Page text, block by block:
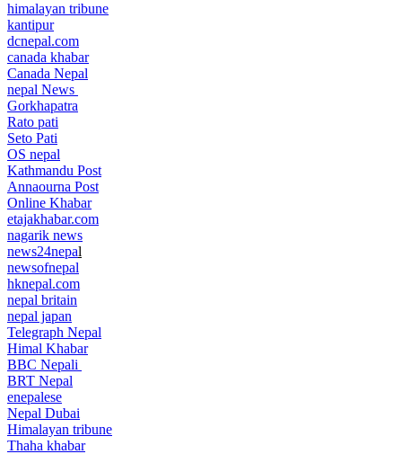
himalayan tribune
kantipur
dcnepal.com
canada khabar
Canada Nepal​
nepal News
Gorkhapatra
Rato pati
Seto Pati
OS nepal
Kathmandu Post
Annaourna Post
Online Khabar
etajakhabar.com
nagarik news
news24nepal
newsofnepal
hknepal.com
nepal britain
nepal japan
Telegraph Nepal
Himal Khabar
BBC Nepali
BRT Nepal
enepalese
Nepal Dubai
Himalayan tribune
Thaha khabar